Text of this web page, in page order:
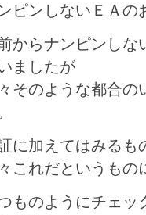
ピンしないＥＡの
からナンピンし
ましたが
そのような都合の
に加えてはみるも
これだというもの
ものようにチェッ